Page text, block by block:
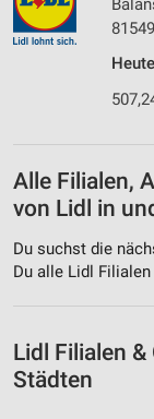
Alle Filialen,
von Lidl in
Du suchst die
Du alle Lidl
Lidl Filialen
Städten
Werbung